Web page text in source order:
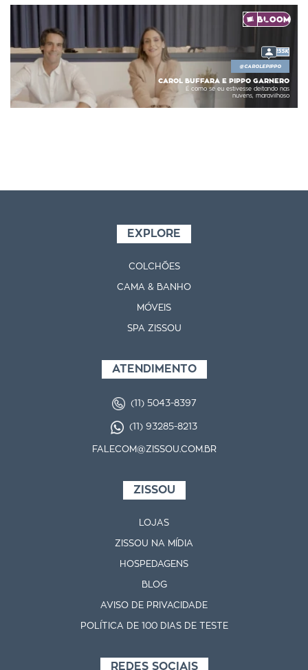
255K
@CAROLEPIPPO
CAROL BUFFARA E PIPPO GARNERO
É como se eu estivesse deitando nas
nuvens, maravilhoso
EXPLORE
COLCHÕES
CAMA & BANHO
MÓVEIS
SPA ZISSOU
ATENDIMENTO
(11) 5043-8397
(11) 93285-8213
FALECOM@ZISSOU.COM.BR
ZISSOU
LOJAS
ZISSOU NA MÍDIA
HOSPEDAGENS
BLOG
AVISO DE PRIVACIDADE
POLÍTICA DE 100 DIAS DE TESTE
REDES SOCIAIS